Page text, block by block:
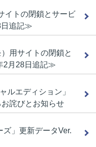
イトの閉鎖とサービ
日追記≫
用サイトの閉鎖と
2月28日追記≫
ルエディション」
詫びとお知らせ
ズ」更新データVer.